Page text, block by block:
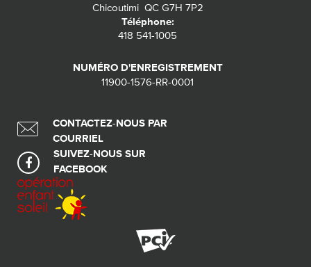
Chicoutimi QC G7H 7P2
Téléphone:
418 541-1005
NUMÉRO D'ENREGISTREMENT
11900-1576-RR-0001
CONTACTEZ-NOUS PAR
COURRIEL
SUIVEZ-NOUS SUR
FACEBOOK